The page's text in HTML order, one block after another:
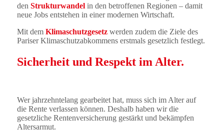
den Strukturwandel in den betroffenen Regionen – damit
neue Jobs entstehen in einer modernen Wirtschaft.
Mit dem Klimaschutzgesetz werden zudem die Ziele des
Pariser Klimaschutzabkommens erstmals gesetzlich festlegt.
Sicherheit und Respekt im Alter.
Wer jahrzehntelang gearbeitet hat, muss sich im Alter auf
die Rente verlassen können. Deshalb haben wir die
gesetzliche Rentenversicherung gestärkt und bekämpfen
Altersarmut.